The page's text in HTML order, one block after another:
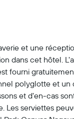
et une
dans cet hôtel.
fourni
polyglotte et un
et d'en-cas
Les serviettes